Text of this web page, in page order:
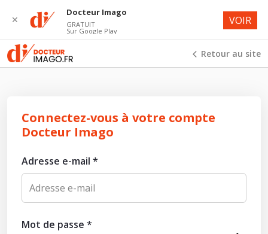
Retour au site
Connectez-vous à votre compte
Docteur Imago
Adresse e-mail *
Mot de passe *
✕
Docteur Imago
GRATUIT
Sur Google Play
VOIR